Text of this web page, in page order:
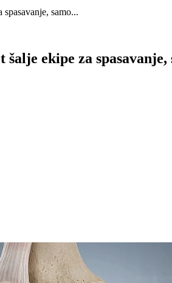
samo...
ekipe za